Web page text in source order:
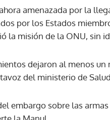
amenazada por la
por los Estados
la misión de la ONU, sin
dejaron al menos
del ministerio de
embargo sobre las